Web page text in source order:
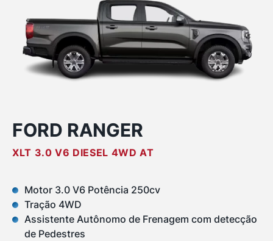
FORD RANGER
XLT 3.0 V6 DIESEL 4WD AT
Motor 3.0 V6 Potência 250cv
Tração 4WD
Assistente Autônomo de Frenagem com detecção
de Pedestres